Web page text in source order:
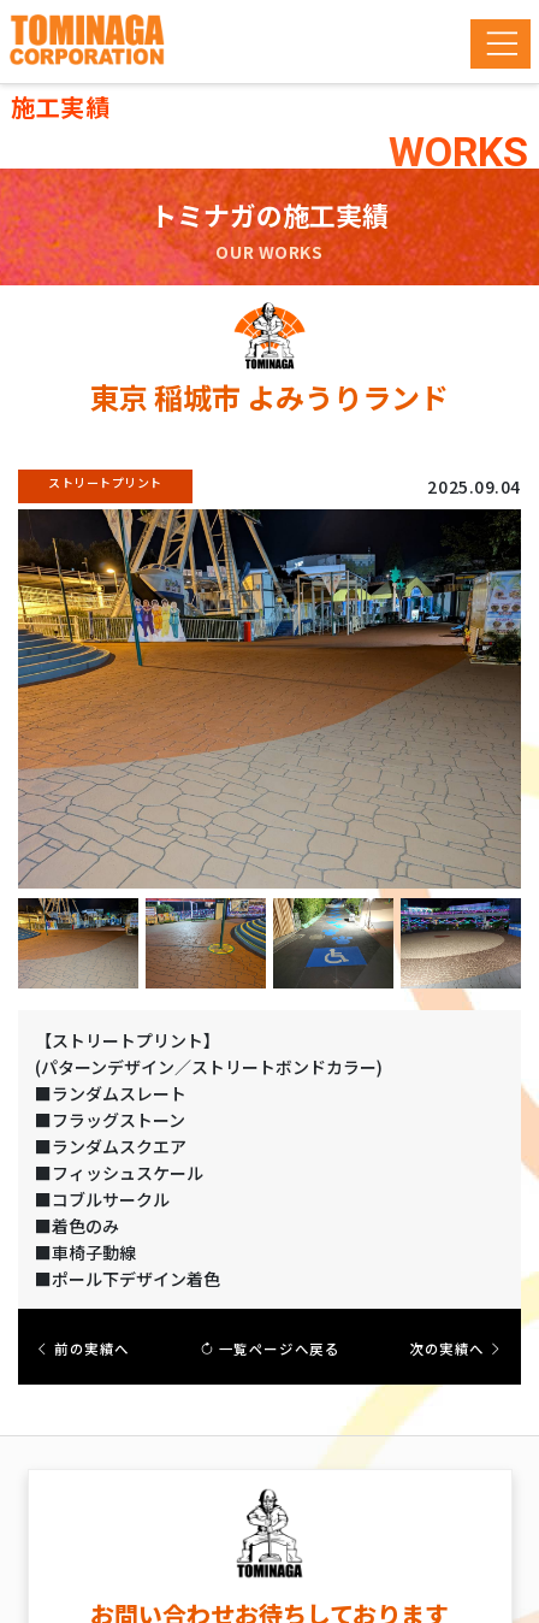
施工実績
WORKS
トミナガの施工実績
OUR WORKS
東京 稲城市 よみうりランド
ストリートプリント 2025.09.04
【ストリートプリント】
(パターンデザイン／ストリートボンドカラー)
■ランダムスレート
■フラッグストーン
■ランダムスクエア
■フィッシュスケール
■コブルサークル
■着色のみ
■車椅子動線
■ポール下デザイン着色
前の実績へ 一覧ページへ戻る 次の実績へ
お問い合わせお待ちしております